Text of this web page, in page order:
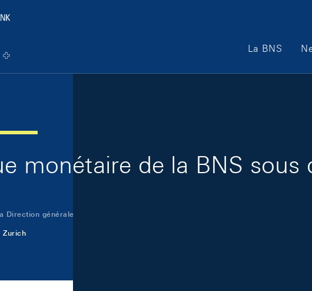
Main
La BNS
monétaire de la BNS sous
Direction générale
Zurich